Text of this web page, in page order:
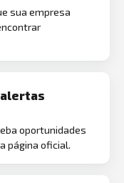
sua empresa
oportunidades
página oficial.